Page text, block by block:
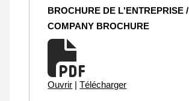
BROCHURE DE L'ENTREPRISE /
COMPANY BROCHURE
Ouvrir | Télécharger